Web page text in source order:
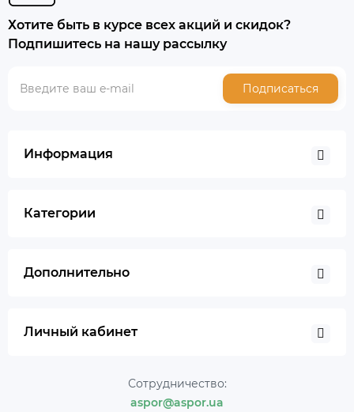
Хотите быть в курсе всех акций и скидок?
Подпишитесь на нашу рассылку
Подписаться
Информация
Категории
Дополнительно
Личный кабинет
Сотрудничество:
aspor@aspor.ua